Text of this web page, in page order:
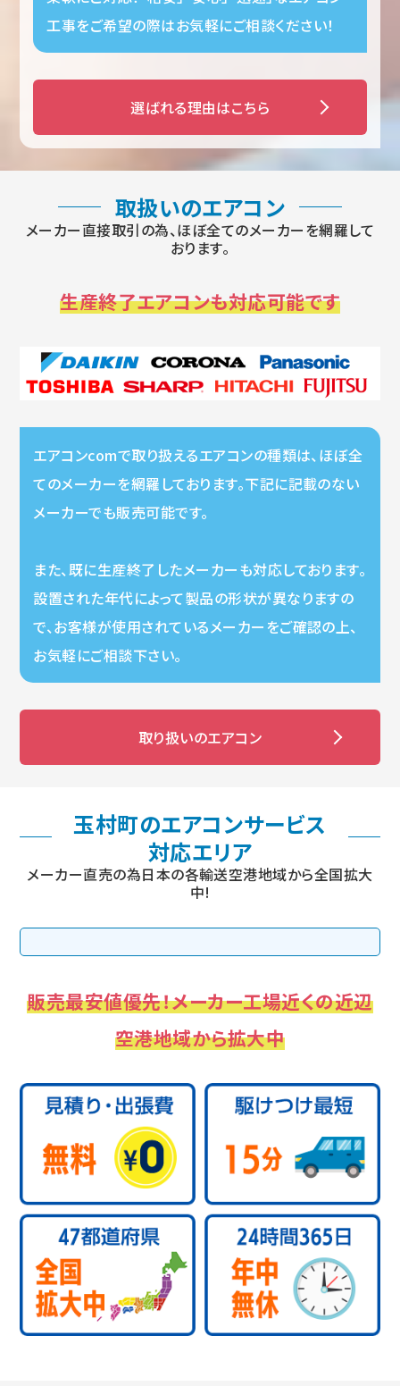
工事をご希望の際はお気軽にご相談ください！
選ばれる理由はこちら
取扱いのエアコン
メーカー直接取引の為、ほぼ全てのメーカーを網羅して
おります。
生産終了エアコンも対応可能です
エアコンcomで取り扱えるエアコンの種類は、ほぼ全
てのメーカーを網羅しております。下記に記載のない
メーカーでも販売可能です。
また、既に生産終了したメーカーも対応しております。
設置された年代によって製品の形状が異なりますの
で、お客様が使用されているメーカーをご確認の上、
お気軽にご相談下さい。
取り扱いのエアコン
玉村町のエアコンサービス
対応エリア
メーカー直売の為日本の各輸送空港地域から全国拡大
中!
販売最安値優先！メーカー工場近くの近辺
空港地域から拡大中